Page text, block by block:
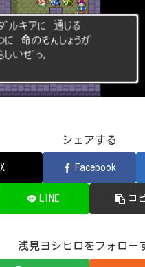
シェアする
X Facebook
LINE コ
浅見ヨシヒロをフォロー